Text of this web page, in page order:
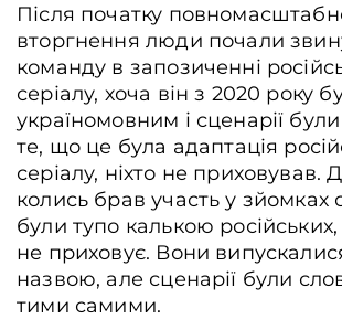
Після початку
вторгнення люди почали
команду в запозиченні
серіалу, хоча він з 2020 року
україномовним і сценарії
те, що це була адаптація
серіалу, ніхто не приховував.
колись брав участь у зйомках
були тупо калькою
не приховує. Вони
назвою, але сценарії були
тими самими.